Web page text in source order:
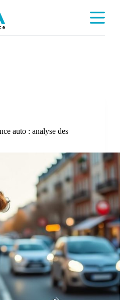
auto : analyse des